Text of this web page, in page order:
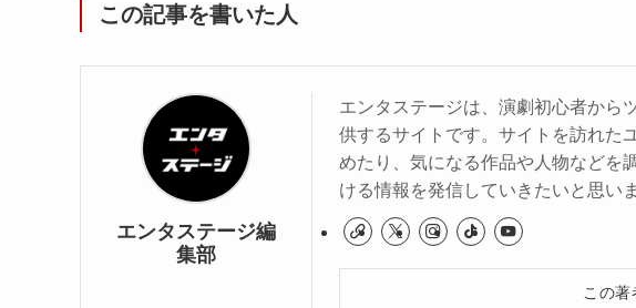
この記事を書いた人
エンタステージ編
集部
エンタステージは、演劇初心者から
供するサイトです。サイトを訪れた
めたり、気になる作品や人物などを
ける情報を発信していきたいと思いま
この